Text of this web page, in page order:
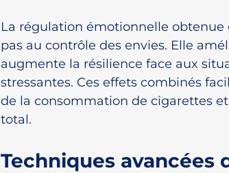
La régulation émotionnelle obtenue
pas au contrôle des envies. Elle
augmente la résilience face aux
stressantes. Ces effets combinés
de la consommation de cigarettes
total.
Techniques avancées